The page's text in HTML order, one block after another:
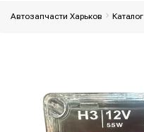
Автозапчасти Харьков Каталог